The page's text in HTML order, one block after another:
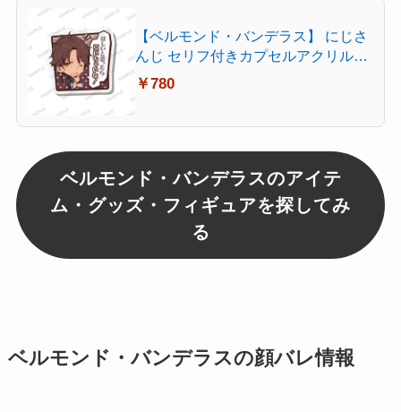
【ベルモンド・バンデラス】 にじさ
んじ セリフ付きカプセルアクリルク
リップ
￥780
ベルモンド・バンデラスのアイテ
ム・グッズ・フィギュアを探してみ
る
ベルモンド・バンデラスの顔バレ情報